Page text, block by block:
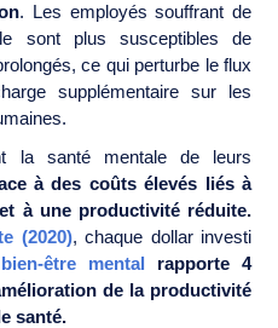
. Les employés souffrant de
sont plus susceptibles de
ce qui perturbe le flux
supplémentaire sur les
la santé mentale de leurs
à des coûts élevés liés à
à une productivité réduite.
(2020), chaque dollar investi
être mental rapporte 4
de la productivité
santé.